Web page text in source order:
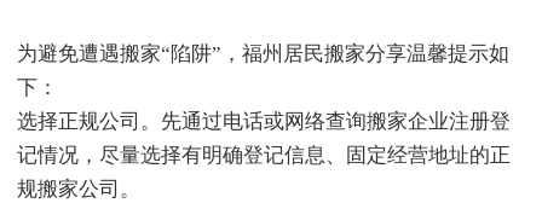
为避免遭遇搬家“陷阱”，福州居民搬家分享温馨提示如
下：
选择正规公司。先通过电话或网络查询搬家企业注册登
记情况，尽量选择有明确登记信息、固定经营地址的正
规搬家公司。